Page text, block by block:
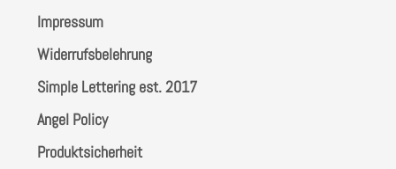
Impressum
Widerrufsbelehrung
Simple Lettering est. 2017
Angel Policy
Produktsicherheit